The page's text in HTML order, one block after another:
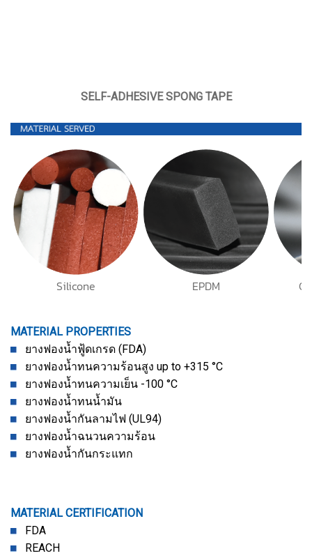
SELF-ADHESIVE SPONG TAPE
Silicone EPDM
MATERIAL PROPERTIES
ยางฟองน้ำฟู้ดเกรด (FDA)
ยางฟองน้ำทนความร้อนสูง up to +315 °C
ยางฟองน้ำทนความเย็น -100 °C
ยางฟองน้ำทนน้ำมัน
ยางฟองน้ำกันลามไฟ (UL94)
ยางฟองน้ำฉนวนความร้อน
ยางฟองน้ำกันกระแทก
MATERIAL CERTIFICATION
FDA
REACH